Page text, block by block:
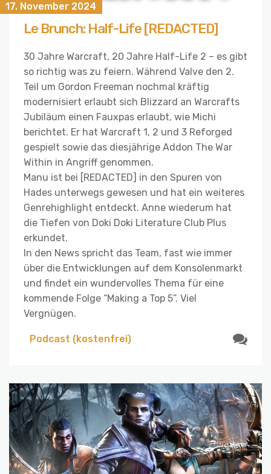
17. November 2024
Le Brunch: Half-Life [REDACTED]
30 Jahre Warcraft, 20 Jahre Half-Life 2 – es gibt
so richtig was zu feiern. Während Valve den 2.
Teil um Gordon Freeman nochmal kräftig
modernisiert erlaubt sich Blizzard an Warcrafts
Jubiläum einen Fauxpas erlaubt, wie Michi
berichtet. Er hat Warcraft 1, 2 und 3 Reforged
gespielt sowie das diesjährige Addon The War
Within in Angriff genommen.
Manu ist bei [REDACTED] in den Spuren von
Hades unterwegs gewesen und hat ein weiteres
Genrehighlight entdeckt. Anne wiederum hat
die Tiefen von Doki Doki Literature Club Plus
erkundet.
In den News spricht das Team, fast wie immer
über die Entwicklungen auf dem Konsolenmarkt
und findet ein wundervolles Thema für eine
kommende Folge “Making a Top 5”. Viel
Vergnügen.
Podcast (kostenfrei)